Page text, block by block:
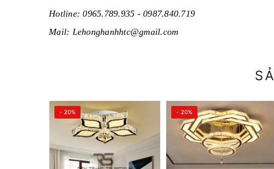
Hotline: 0965.789.935 - 0987.840.719
Mail: Lehonghanhhtc@gmail.com
- 20% - 20%